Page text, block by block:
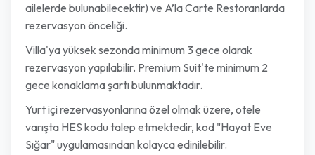
ailelerde bulunabilecektir) ve A’la Carte Restoranlarda
rezervasyon önceliği.
Villa'ya yüksek sezonda minimum 3 gece olarak
rezervasyon yapılabilir. Premium Suit'te minimum 2
gece konaklama şartı bulunmaktadır.
Yurt içi rezervasyonlarına özel olmak üzere, otele
varışta HES kodu talep etmektedir, kod "Hayat Eve
Sığar" uygulamasından kolayca edinilebilir.